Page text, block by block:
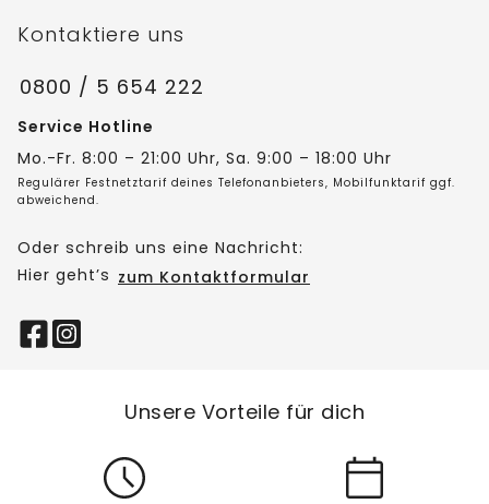
Kontaktiere uns
0800 / 5 654 222
Service Hotline
Mo.-Fr. 8:00 – 21:00 Uhr, Sa. 9:00 – 18:00 Uhr
Regulärer Festnetztarif deines Telefonanbieters, Mobilfunktarif ggf.
abweichend.
Oder schreib uns eine Nachricht:
Hier geht’s zum Kontaktformular
Unsere Vorteile für dich